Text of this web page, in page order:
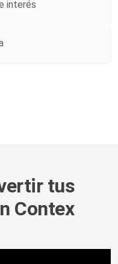
interés
tus
Contex